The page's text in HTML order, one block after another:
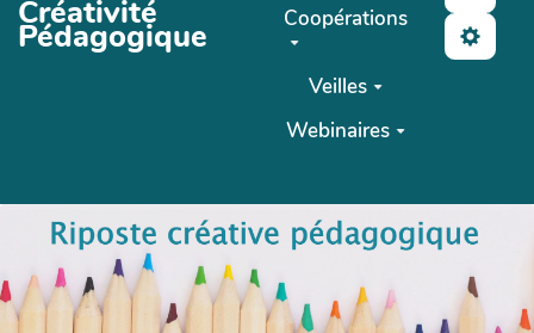
Créativité
Pédagogique
Coopérations
Veilles
Webinaires